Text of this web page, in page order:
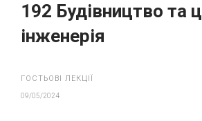
192 Будівництво та
інженерія
ГОСТЬОВІ ЛЕКЦІЇ
09/05/2024